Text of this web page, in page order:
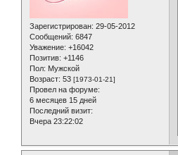
Зарегистрирован: 29-05-2012
Сообщений: 6847
Уважение: +16042
Позитив: +1146
Пол: Мужской
Возраст: 53 [1973-01-21]
Провел на форуме:
6 месяцев 15 дней
Последний визит:
Вчера 23:22:02